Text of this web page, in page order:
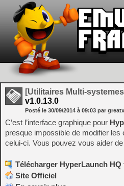
[Utilitaires Multi-
v1.0.13.0
Posté le 30/09/2014 à 09:03 par
C’est l’interface graphique pour
presque impossible de modifier
celui-ci. Vous pouvez vous aider
Télécharger HyperLaunch HQ
Site Officiel